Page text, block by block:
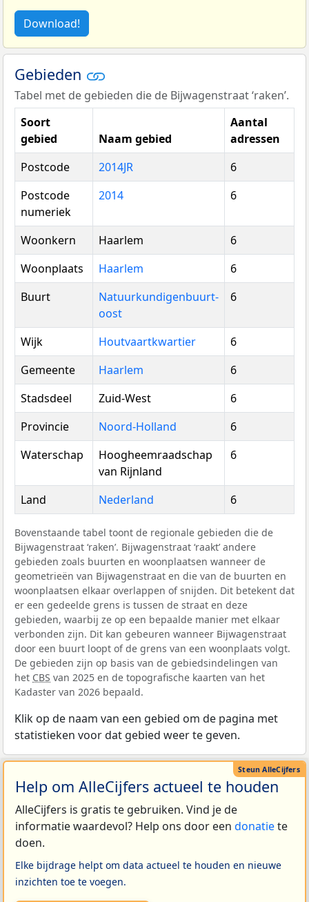
Download!
Gebieden
Tabel met de gebieden die de Bijwagenstraat ‘raken’.
Soort
gebied
Naam gebied
Aantal
adressen
Postcode
2014JR
6
Postcode
numeriek
2014 6
Woonkern Haarlem
6
Woonplaats
Haarlem
6
Buurt
Natuurkundigenbuurt-
oost
6
Wijk Houtvaartkwartier
6
Gemeente
Haarlem
6
Stadsdeel
Zuid-West
6
Provincie
Noord-Holland
6
Waterschap
Hoogheemraadschap
van Rijnland
6
Land Nederland 6
Bovenstaande tabel toont de regionale gebieden die de
Bijwagenstraat ‘raken’. Bijwagenstraat ‘raakt’ andere
gebieden zoals buurten en woonplaatsen wanneer de
geometrieën van Bijwagenstraat en die van de buurten en
woonplaatsen elkaar overlappen of snijden. Dit betekent dat
er een gedeelde grens is tussen de straat en deze
gebieden, waarbij ze op een bepaalde manier met elkaar
verbonden zijn. Dit kan gebeuren wanneer Bijwagenstraat
door een buurt loopt of de grens van een woonplaats volgt.
De gebieden zijn op basis van de gebiedsindelingen van
het CBS van 2025 en de topografische kaarten van het
Kadaster van 2026 bepaald.
Klik op de naam van een gebied om de pagina met
statistieken voor dat gebied weer te geven.
Help om AlleCijfers actueel te houden
AlleCijfers is gratis te gebruiken. Vind je de
informatie waardevol? Help ons door een donatiete
doen.
Elke bijdrage helpt om data actueel te houden en nieuwe
inzichten toe te voegen.